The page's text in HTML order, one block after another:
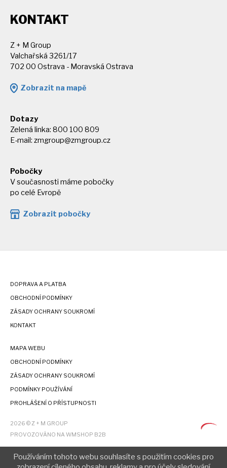
KONTAKT
Z + M Group
Valchařská 3261/17
702 00 Ostrava - Moravská Ostrava
Zobrazit na mapě
Dotazy
Zelená linka: 800 100 809
E-mail: zmgroup@zmgroup.cz
Pobočky
V současnosti máme pobočky
po celé Evropě
Zobrazit pobočky
DOPRAVA A PLATBA
OBCHODNÍ PODMÍNKY
ZÁSADY OCHRANY SOUKROMÍ
KONTAKT
MAPA WEBU
OBCHODNÍ PODMÍNKY
ZÁSADY OCHRANY SOUKROMÍ
PODMÍNKY POUŽÍVÁNÍ
PROHLÁŠENÍ O PŘÍSTUPNOSTI
2026 © Z + M GROUP
PROVOZOVÁNO NA WMSHOP B2B
Používáním tohoto webu souhlasíte s použitím cookies pro